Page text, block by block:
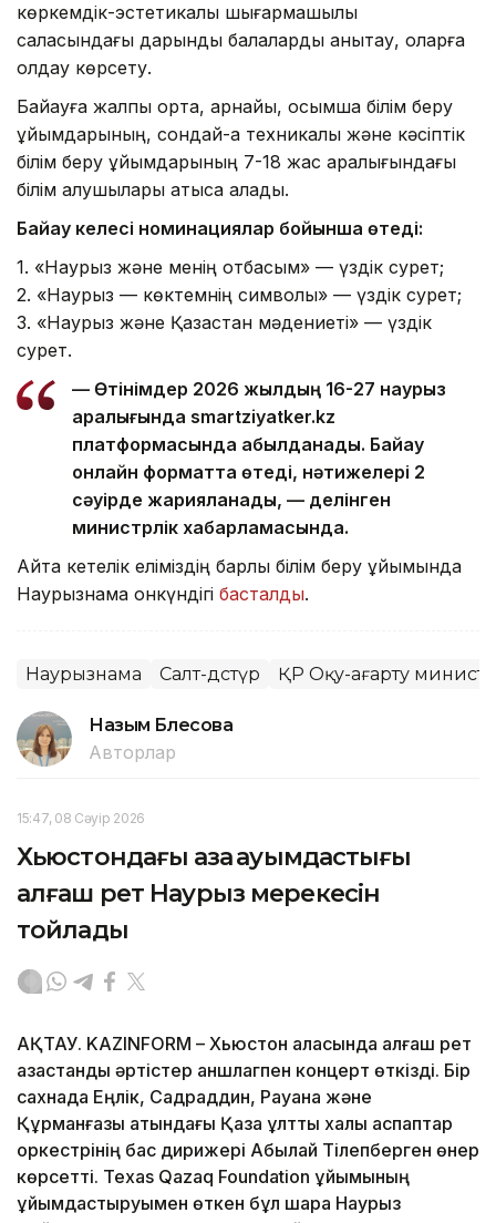
көркемдік-эстетикалық шығармашылық
саласындағы дарынды балаларды анықтау, оларға
қолдау көрсету.
Байқауға жалпы орта, арнайы, қосымша білім беру
ұйымдарының, сондай-ақ техникалық және кәсіптік
білім беру ұйымдарының 7-18 жас аралығындағы
білім алушылары қатыса алады.
Байқау келесі номинациялар бойынша өтеді:
1. «Наурыз және менің отбасым» — үздік сурет;
2. «Наурыз — көктемнің символы» — үздік сурет;
3. «Наурыз және Қазақстан мәдениеті» — үздік
сурет.
— Өтінімдер 2026 жылдың 16-27 наурыз
аралығында smartziyatker.kz
платформасында қабылданады. Байқау
онлайн форматта өтеді, нәтижелері 2
сәуірде жарияланады, — делінген
министрлік хабарламасында.
Айта кетелік еліміздің барлық білім беру ұйымында
Наурызнама онкүндігі басталды.
Наурызнама Салт-дәстүр ҚР Оқу-ағарту
Назым Бөлесова
Авторлар
15:47, 08 Сәуір 2026
Хьюстондағы қазақ қауымдастығы
алғаш рет Наурыз мерекесін
тойлады
АҚТАУ. KAZINFORM – Хьюстон қаласында алғаш рет
қазақстандық әртістер аншлагпен концерт өткізді. Бір
сахнада Еңлік, Садраддин, Рауана және
Құрманғазы атындағы Қазақ ұлттық халық аспаптар
оркестрінің бас дирижері Абылай Тілепберген өнер
көрсетті. Texas Qazaq Foundation ұйымының
ұйымдастыруымен өткен бұл шара Наурыз